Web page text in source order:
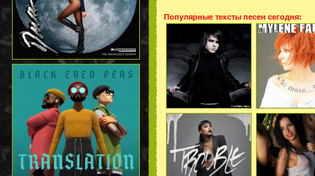
Популярные тексты песен сегодня: